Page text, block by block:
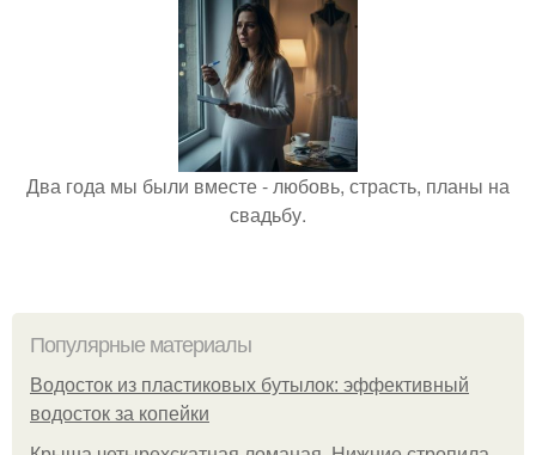
Два года мы были вместе - любовь, страсть, планы на
свадьбу.
Популярные материалы
Водосток из пластиковых бутылок: эффективный
водосток за копейки